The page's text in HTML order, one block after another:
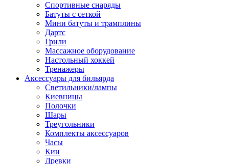
Спортивные снаряды
Батуты с сеткой
Мини батуты и трамплины
Дартс
Грили
Массажное оборудование
Настольный хоккей
Тренажеры
Аксессуары для бильярда
Светильники/лампы
Киевницы
Полочки
Шары
Треугольники
Комплекты аксессуаров
Часы
Кии
Древки